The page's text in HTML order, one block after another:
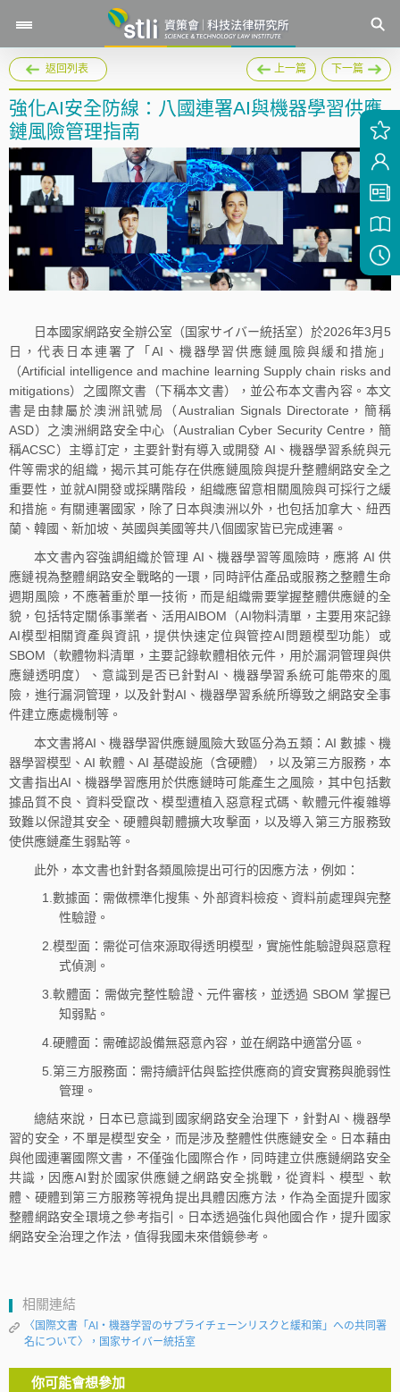
返回列表 上一篇 下一篇
強化AI安全防線：八國連署AI與機器學習供應
鏈風險管理指南
日本國家網路安全辦公室（国家サイバー統括室）於2026年3月5
日，代表日本連署了「AI、機器學習供應鏈風險與緩和措施」
（Artificial intelligence and machine learning Supply chain risks and
mitigations）之國際文書（下稱本文書），並公布本文書內容。本文
書是由隸屬於澳洲訊號局（Australian Signals Directorate，簡稱
ASD）之澳洲網路安全中心（Australian Cyber Security Centre，簡
稱ACSC）主導訂定，主要針對有導入或開發 AI、機器學習系統與元
件等需求的組織，揭示其可能存在供應鏈風險與提升整體網路安全之
重要性，並就AI開發或採購階段，組織應留意相關風險與可採行之緩
和措施。有關連署國家，除了日本與澳洲以外，也包括加拿大、紐西
蘭、韓國、新加坡、英國與美國等共八個國家皆已完成連署。
本文書內容強調組織於管理 AI、機器學習等風險時，應將 AI 供
應鏈視為整體網路安全戰略的一環，同時評估產品或服務之整體生命
週期風險，不應著重於單一技術，而是組織需要掌握整體供應鏈的全
貌，包括特定關係事業者、活用AIBOM（AI物料清單，主要用來記錄
AI模型相關資產與資訊，提供快速定位與管控AI問題模型功能）或
SBOM（軟體物料清單，主要記錄軟體相依元件，用於漏洞管理與供
應鏈透明度）、意識到是否已針對AI、機器學習系統可能帶來的風
險，進行漏洞管理，以及針對AI、機器學習系統所導致之網路安全事
件建立應處機制等。
本文書將AI、機器學習供應鏈風險大致區分為五類：AI 數據、機
器學習模型、AI 軟體、AI 基礎設施（含硬體），以及第三方服務，本
文書指出AI、機器學習應用於供應鏈時可能產生之風險，其中包括數
據品質不良、資料受竄改、模型遭植入惡意程式碼、軟體元件複雜導
致難以保證其安全、硬體與韌體擴大攻擊面，以及導入第三方服務致
使供應鏈產生弱點等。
此外，本文書也針對各類風險提出可行的因應方法，例如：
1.數據面：需做標準化搜集、外部資料檢疫、資料前處理與完整
性驗證。​
2.模型面：需從可信來源取得透明模型，實施性能驗證與惡意程
式偵測。​
3.軟體面：需做完整性驗證、元件審核，並透過 SBOM 掌握已
知弱點。
4.硬體面：需確認設備無惡意內容，並在網路中適當分區。
5.第三方服務面：需持續評估與監控供應商的資安實務與脆弱性
管理。
總結來說，日本已意識到國家網路安全治理下，針對AI、機器學
習的安全，不單是模型安全，而是涉及整體性供應鏈安全。日本藉由
與他國連署國際文書，不僅強化國際合作，同時建立供應鏈網路安全
共識，因應AI對於國家供應鏈之網路安全挑戰，從資料、模型、軟
體、硬體到第三方服務等視角提出具體因應方法，作為全面提升國家
整體網路安全環境之參考指引。日本透過強化與他國合作，提升國家
網路安全治理之作法，值得我國未來借鏡參考。
相關連結
〈国際文書「AI・機器学習のサプライチェーンリスクと緩和策」への共同署
名について〉，国家サイバー統括室
你可能會想參加